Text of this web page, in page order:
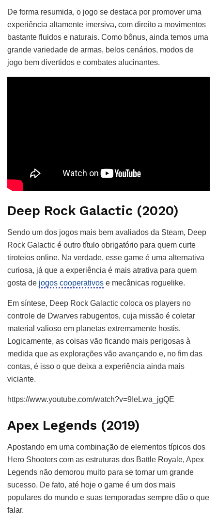
De forma resumida, o jogo se destaca por promover uma
experiência altamente imersiva, com direito a movimentos
bastante fluidos e naturais. Como bônus, ainda temos uma
grande variedade de armas, belos cenários, modos de
jogo bem divertidos e combates alucinantes.
Deep Rock Galactic (2020)
Sendo um dos jogos mais bem avaliados da Steam, Deep
Rock Galactic é outro título obrigatório para quem curte
tiroteios online. Na verdade, esse game é uma alternativa
curiosa, já que a experiência é mais atrativa para quem
gosta de jogos cooperativos e mecânicas roguelike.
Em síntese, Deep Rock Galactic coloca os players no
controle de Dwarves rabugentos, cuja missão é coletar
material valioso em planetas extremamente hostis.
Logicamente, as coisas vão ficando mais perigosas à
medida que as explorações vão avançando e, no fim das
contas, é isso o que deixa a experiência ainda mais
viciante.
https://www.youtube.com/watch?v=9IeLwa_jgQE
Apex Legends (2019)
Apostando em uma combinação de elementos típicos dos
Hero Shooters com as estruturas dos Battle Royale, Apex
Legends não demorou muito para se tornar um grande
sucesso. De fato, até hoje o game é um dos mais
populares do mundo e suas temporadas sempre dão o que
falar.